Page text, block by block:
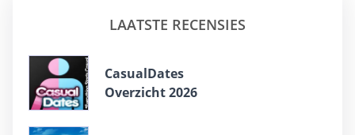
LAATSTE RECENSIES
СasualDates
Overzicht 2026